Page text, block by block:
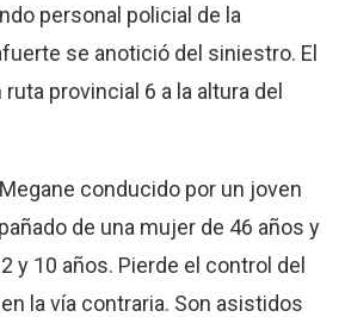
personal policial de la
se anotició del siniestro. El
provincial 6 a la altura del
conducido por un joven
de una mujer de 46 años y
y 10 años. Pierde el control del
la vía contraria. Son asistidos